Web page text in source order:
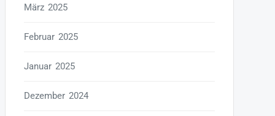
März 2025
Februar 2025
Januar 2025
Dezember 2024